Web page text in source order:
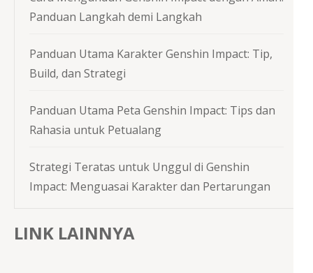
Panduan Langkah demi Langkah
Panduan Utama Karakter Genshin Impact: Tip,
Build, dan Strategi
Panduan Utama Peta Genshin Impact: Tips dan
Rahasia untuk Petualang
Strategi Teratas untuk Unggul di Genshin
Impact: Menguasai Karakter dan Pertarungan
LINK LAINNYA